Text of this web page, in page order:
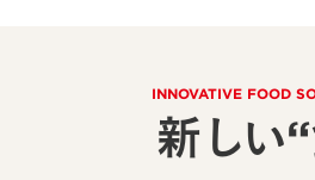
INNOVATIVE FOOD
新しい